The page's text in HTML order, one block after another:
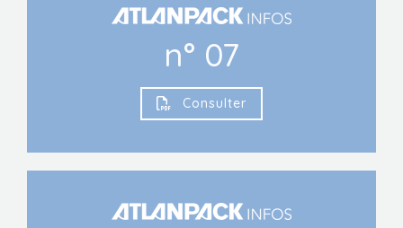
n° 07
Consulter